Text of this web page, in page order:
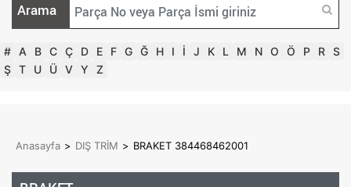
Arama
# A B C Ç D E F G Ğ H I İ J K L M N O Ö P R S
Ş T U Ü V Y Z
Anasayfa > DIŞ TRİM > BRAKET 384468462001